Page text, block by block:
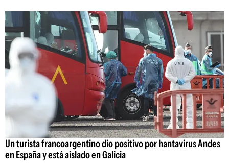
Un turista francoargentino dio positivo por hantavirus Andes
en España y está aislado en Galicia